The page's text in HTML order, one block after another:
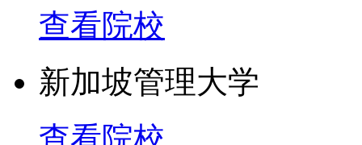
查看院校
新加坡管理大学